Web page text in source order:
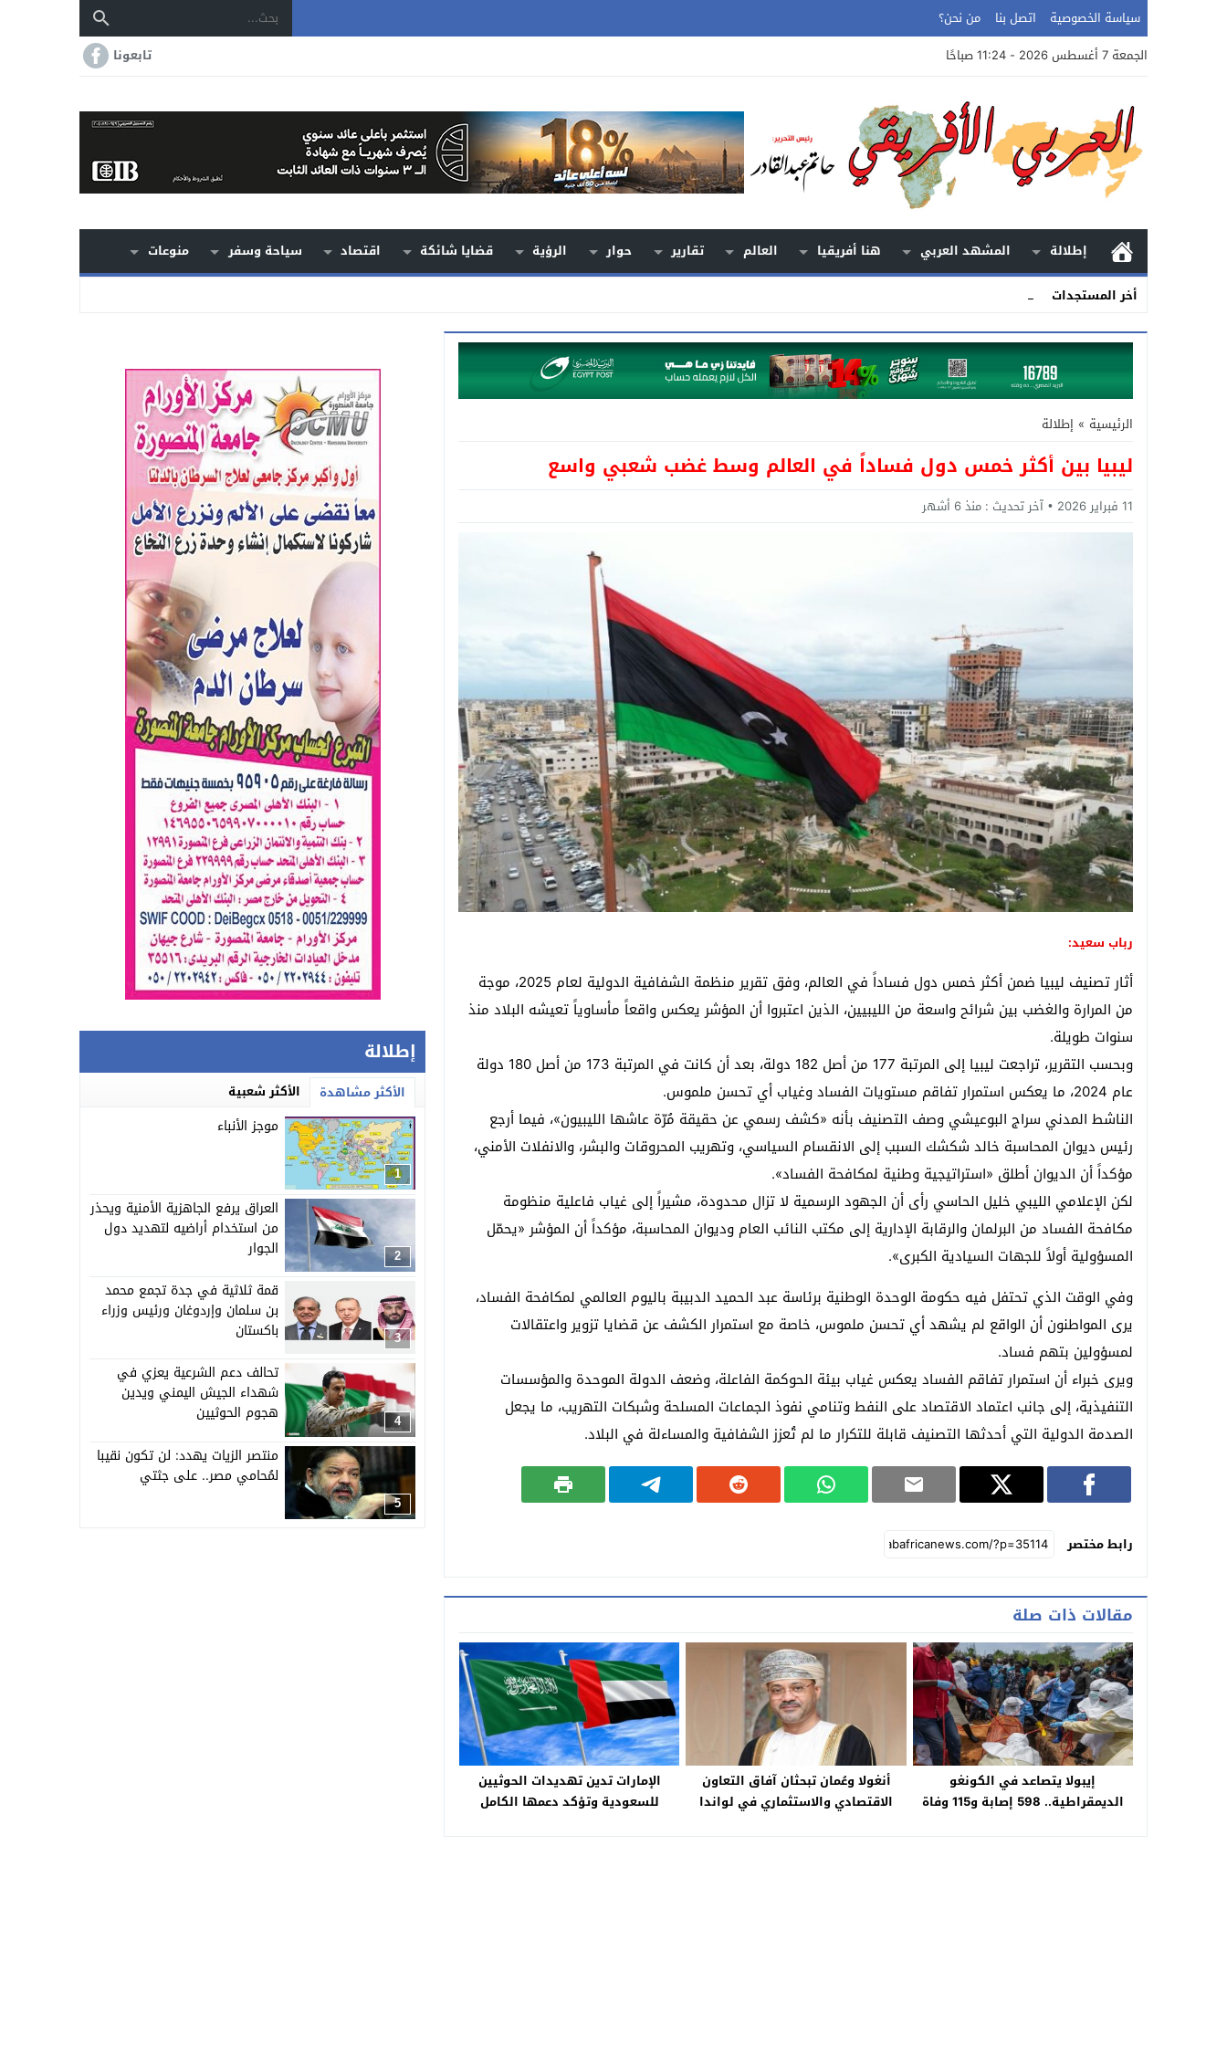
سياسة الخصوصية اتصل بنا
من نحن؟
الجمعة 7 أغسطس 2026 - 11:24 صباحًا
تابعونا
إطلالة المشهد العربي هنا أفريقيا العالم تقارير حوار الرؤية قضايا شائكة اقتصاد سياحة وسفر
منوعات
أخر المستجدات
الأرض.. _
Stop
Previous
Next
الرئيسية » إطلالة
ليبيا بين أكثر خمس دول فساداً في العالم وسط غضب شعبي واسع
11 فبراير 2026 آخر تحديث : منذ 6 أشهر
رباب سعيد:
أثار تصنيف ليبيا ضمن أكثر خمس دول فساداً في العالم، وفق تقرير منظمة الشفافية الدولية لعام 2025، موجة
من المرارة والغضب بين شرائح واسعة من الليبيين، الذين اعتبروا أن المؤشر يعكس واقعاً مأساوياً تعيشه البلاد منذ
سنوات طويلة.
وبحسب التقرير، تراجعت ليبيا إلى المرتبة 177 من أصل 182 دولة، بعد أن كانت في المرتبة 173 من أصل 180 دولة
عام 2024، ما يعكس استمرار تفاقم مستويات الفساد وغياب أي تحسن ملموس.
الناشط المدني سراج البوعيشي وصف التصنيف بأنه «كشف رسمي عن حقيقة مُرّة عاشها الليبيون»، فيما أرجع
رئيس ديوان المحاسبة خالد شكشك السبب إلى الانقسام السياسي، وتهريب المحروقات والبشر، والانفلات الأمني،
مؤكداً أن الديوان أطلق «استراتيجية وطنية لمكافحة الفساد».
لكن الإعلامي الليبي خليل الحاسي رأى أن الجهود الرسمية لا تزال محدودة، مشيراً إلى غياب فاعلية منظومة
مكافحة الفساد من البرلمان والرقابة الإدارية إلى مكتب النائب العام وديوان المحاسبة، مؤكداً أن المؤشر «يحمّل
المسؤولية أولاً للجهات السيادية الكبرى».
وفي الوقت الذي تحتفل فيه حكومة الوحدة الوطنية برئاسة عبد الحميد الدبيبة باليوم العالمي لمكافحة الفساد،
يرى المواطنون أن الواقع لم يشهد أي تحسن ملموس، خاصة مع استمرار الكشف عن قضايا تزوير واعتقالات
لمسؤولين بتهم فساد.
ويرى خبراء أن استمرار تفاقم الفساد يعكس غياب بيئة الحوكمة الفاعلة، وضعف الدولة الموحدة والمؤسسات
التنفيذية، إلى جانب اعتماد الاقتصاد على النفط وتنامي نفوذ الجماعات المسلحة وشبكات التهريب، ما يجعل
الصدمة الدولية التي أحدثها التصنيف قابلة للتكرار ما لم تُعزز الشفافية والمساءلة في البلاد.
رابط مختصر
مقالات ذات صلة
إيبولا يتصاعد في الكونغو
الديمقراطية.. 598 إصابة و115 وفاة
أنغولا وعُمان تبحثان آفاق التعاون
الاقتصادي والاستثماري في لواندا
الإمارات تدين تهديدات الحوثيين
للسعودية وتؤكد دعمها الكامل
إطلالة
الأكثر مشاهدة الأكثر شعبية
1
موجز الأنباء
2
العراق يرفع الجاهزية الأمنية ويحذر
من استخدام أراضيه لتهديد دول
الجوار
3
قمة ثلاثية في جدة تجمع محمد
بن سلمان وإردوغان ورئيس وزراء
باكستان
4
تحالف دعم الشرعية يعزي في
شهداء الجيش اليمني ويدين
هجوم الحوثيين
5
منتصر الزيات يهدد: لن تكون نقيبا
لمُحامي مصر.. على جثتي